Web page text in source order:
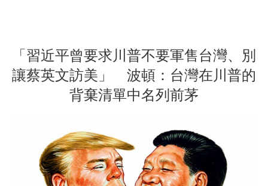
「習近平曾要求川普不要軍售台灣、別
讓蔡英文訪美」 波頓：台灣在川普的
背棄清單中名列前茅